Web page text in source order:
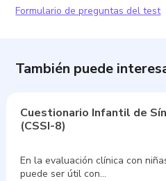
Formulario de preguntas del test
También puede
Cuestionario Infantil de
(CSSI-8)
En la evaluación clínica con
puede ser útil con…